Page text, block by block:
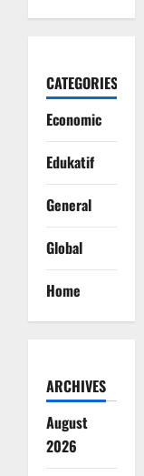
CATEGORIES
Economic
Edukatif
General
Global
Home
ARCHIVES
August
2026